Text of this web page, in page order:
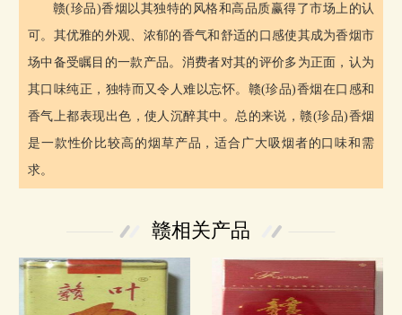
赣(珍品)香烟以其独特的风格和高品质赢得了市场上的认
可。其优雅的外观、浓郁的香气和舒适的口感使其成为香烟市
场中备受瞩目的一款产品。消费者对其的评价多为正面，认为
其口味纯正，独特而又令人难以忘怀。赣(珍品)香烟在口感和
香气上都表现出色，使人沉醉其中。总的来说，赣(珍品)香烟
是一款性价比较高的烟草产品，适合广大吸烟者的口味和需
求。
赣相关产品